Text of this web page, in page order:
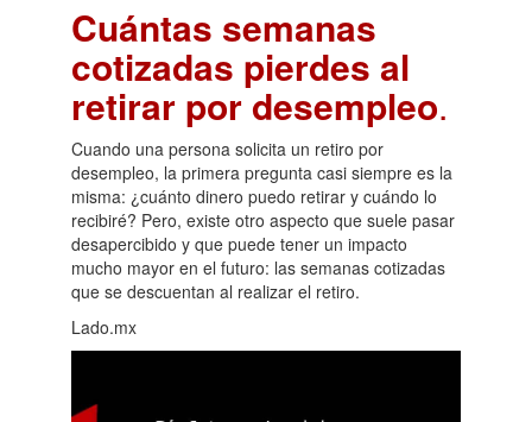
Cuántas semanas
cotizadas pierdes al
retirar por desempleo.
Cuando una persona solicita un retiro por
desempleo, la primera pregunta casi siempre es la
misma: ¿cuánto dinero puedo retirar y cuándo lo
recibiré? Pero, existe otro aspecto que suele pasar
desapercibido y que puede tener un impacto
mucho mayor en el futuro: las semanas cotizadas
que se descuentan al realizar el retiro.
Lado.mx